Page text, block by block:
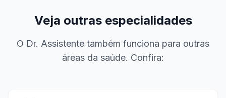
Veja outras especialidades
O Dr. Assistente também funciona para outras
áreas da saúde. Confira: